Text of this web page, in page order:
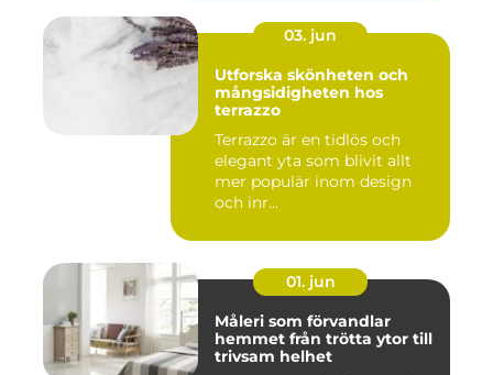
03. jun
Utforska skönheten och
mångsidigheten hos
terrazzo
Terrazzo är en tidlös och
elegant yta som blivit allt
mer populär inom design
och inr...
01. jun
Måleri som förvandlar
hemmet från trötta ytor till
trivsam helhet